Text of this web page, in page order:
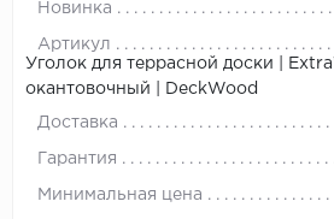
Новинка
Артикул
Уголок для террасной доски |
окантовочный | DeckWood
Доставка
Гарантия
Минимальная цена